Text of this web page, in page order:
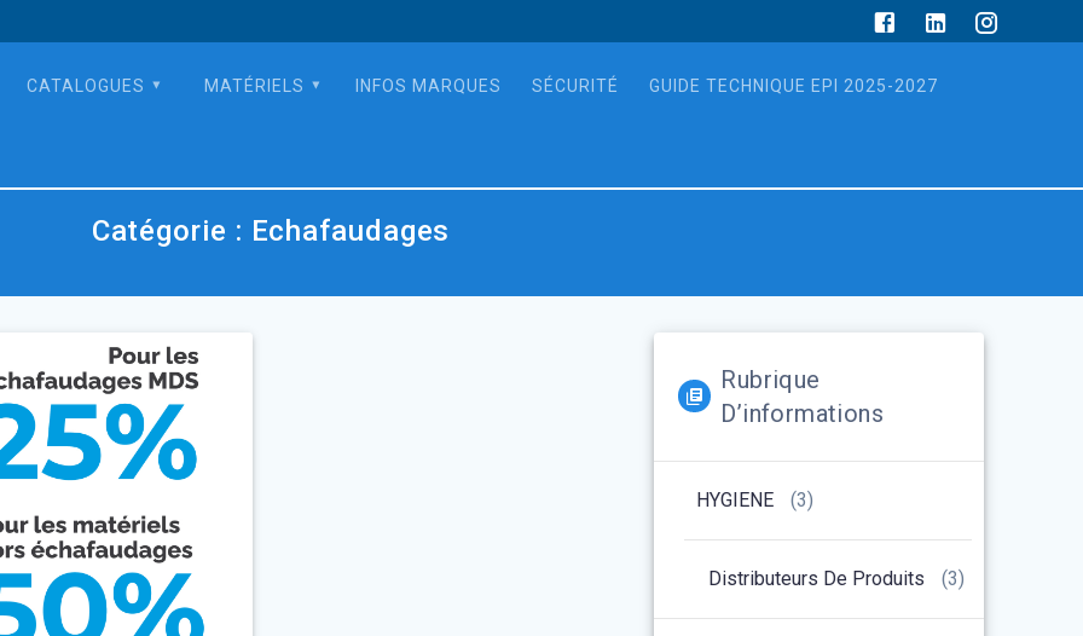
CATALOGUES MATÉRIELS INFOS MARQUES SÉCURITÉ GUIDE TECHNIQUE EPI 2025-2027
Catégorie : Echafaudages
Rubrique
D’informations
HYGIENE (3)
Distributeurs De Produits (3)